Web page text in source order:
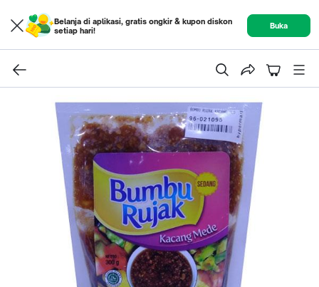
Belanja di aplikasi, gratis ongkir & kupon diskon
setiap hari!
Buka